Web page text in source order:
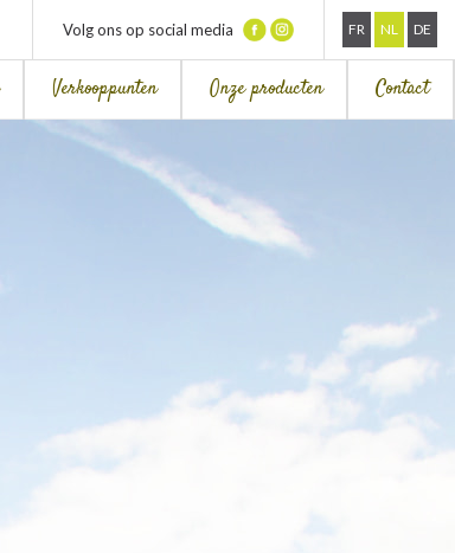
Volg ons op social media FR NL DE
Verkooppunten Onze producten Contact